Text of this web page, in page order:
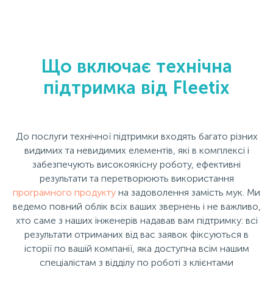
Що включає технічна
підтримка від Fleetix
До послуги технічної підтримки входять багато різних
видимих та невидимих елементів, які в комплексі і
забезпечують високоякісну роботу, ефективні
результати та перетворюють використання
програмного продукту на задоволення замість мук. Ми
ведемо повний облік всіх ваших звернень і не важливо,
хто саме з наших інженерів надавав вам підтримку: всі
результати отриманих від вас заявок фіксуються в
історії по вашій компанії, яка доступна всім нашим
спеціалістам з відділу по роботі з клієнтами